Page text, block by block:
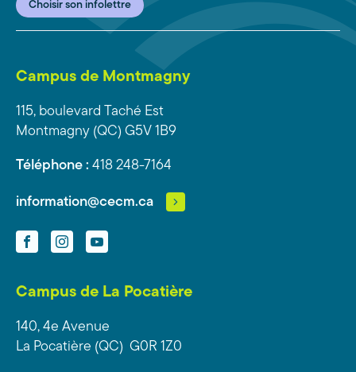
Choisir son infolettre
Campus de Montmagny
115, boulevard Taché Est
Montmagny (QC) G5V 1B9
Téléphone : 418 248-7164
information@cecm.ca
FacebookInstagramYouTube
Campus de La Pocatière
140, 4e Avenue
La Pocatière (QC) G0R 1Z0